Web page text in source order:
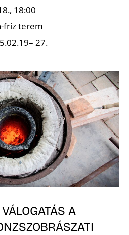
18:00
fríz terem
27.
A